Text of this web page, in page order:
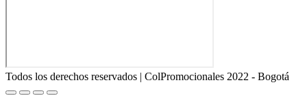
Todos los derechos reservados | ColPromocionales 2022 - Bogotá